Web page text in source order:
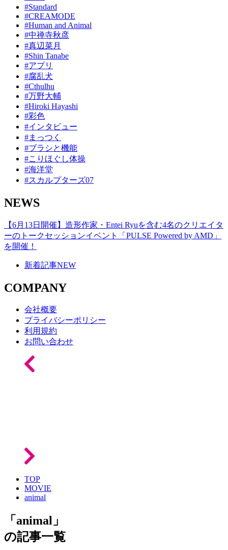
#Standard
#CREAMODE
#Human and Animal
#中禅寺秋彦
#真辺菜月
#Shin Tanabe
#アプリ
#腐乱犬
#Cthulhu
#万野大輔
#Hiroki Hayashi
#彩色
#インタビュー
#まっつく
#ブラシと機能
#こりほぐし体操
#海洋堂
#スカルプターズ07
NEWS
【6月13日開催】造形作家・Entei Ryuを含む4名のクリエイタ
ーのトークセッションイベント「PULSE Powered by AMD」
を開催！
新着記事NEW
COMPANY
会社概要
プライバシーポリシー
利用規約
お問い合わせ
TOP
MOVIE
animal
「 animal 」
の記事一覧